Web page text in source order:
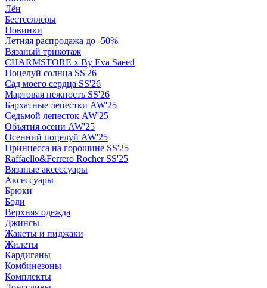
Лён
Бестселлеры
Новинки
Летняя распродажа до -50%
Вязаный трикотаж
CHARMSTORE х By Eva Saeed
Поцелуй солнца SS'26
Сад моего сердца SS'26
Мартовая нежность SS'26
Бархатные лепестки AW'25
Седьмой лепесток AW'25
Объятия осени AW'25
Осенний поцелуй AW'25
Принцесса на горошине SS'25
Raffaello&Ferrero Rocher SS'25
Вязаные аксессуары
Аксессуары
Брюки
Боди
Верхняя одежда
Джинсы
Жакеты и пиджаки
Жилеты
Кардиганы
Комбинезоны
Комплекты